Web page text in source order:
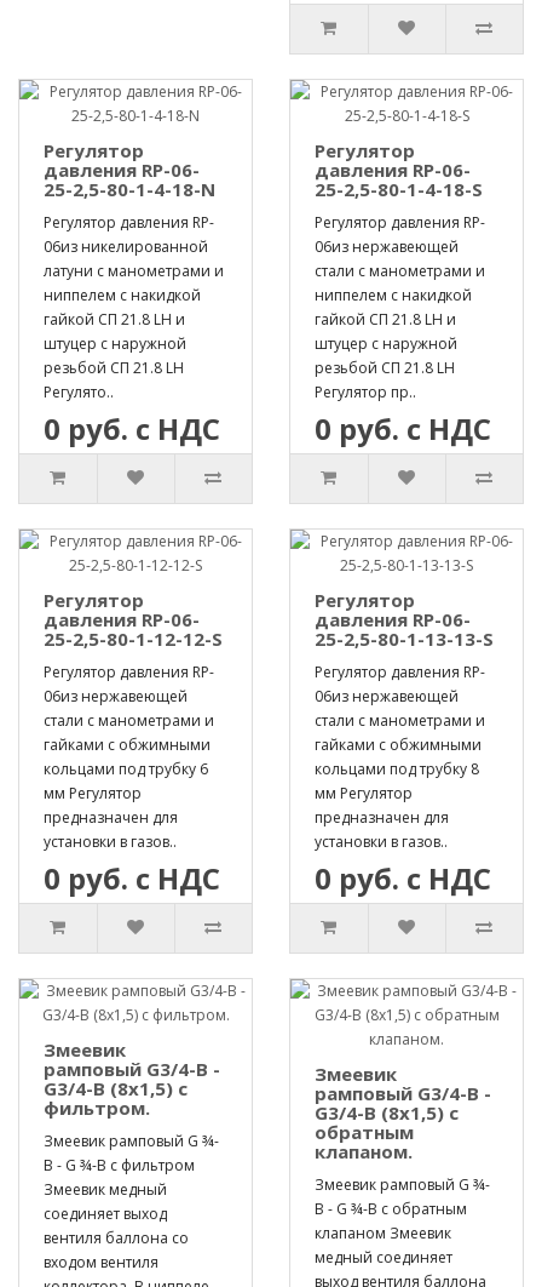
Регулятор
давления RP-06-
25-2,5-80-1-4-18-N
Регулятор давления RP-
06из никелированной
латуни с манометрами и
ниппелем с накидкой
гайкой СП 21.8 LH и
штуцер с наружной
резьбой СП 21.8 LH
Регулято..
0 руб. с НДС
Регулятор
давления RP-06-
25-2,5-80-1-4-18-S
Регулятор давления RP-
06из нержавеющей
стали с манометрами и
ниппелем с накидкой
гайкой СП 21.8 LH и
штуцер с наружной
резьбой СП 21.8 LH
Регулятор пр..
0 руб. с НДС
Регулятор
давления RP-06-
25-2,5-80-1-12-12-S
Регулятор давления RP-
06из нержавеющей
стали с манометрами и
гайками с обжимными
кольцами под трубку 6
мм Регулятор
предназначен для
установки в газов..
0 руб. с НДС
Регулятор
давления RP-06-
25-2,5-80-1-13-13-S
Регулятор давления RP-
06из нержавеющей
стали с манометрами и
гайками с обжимными
кольцами под трубку 8
мм Регулятор
предназначен для
установки в газов..
0 руб. с НДС
Змеевик
рамповый G3/4-B -
G3/4-B (8х1,5) с
фильтром.
Змеевик рамповый G ¾-
B - G ¾-B с фильтром
Змеевик медный
соединяет выход
вентиля баллона со
входом вентиля
Змеевик
рамповый G3/4-B -
G3/4-B (8х1,5) с
обратным
клапаном.
Змеевик рамповый G ¾-
B - G ¾-B с обратным
клапаном Змеевик
медный соединяет
выход вентиля баллона